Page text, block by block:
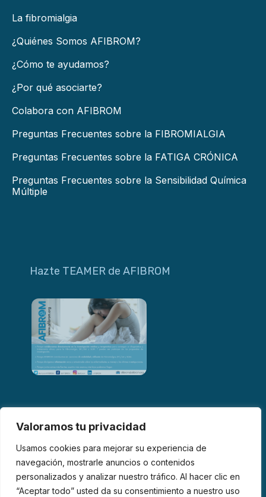
Valoramos tu privacidad
Usamos cookies para mejorar su experiencia de
navegación, mostrarle anuncios o contenidos
personalizados y analizar nuestro tráfico. Al hacer clic en
“Aceptar todo” usted da su consentimiento a nuestro uso
La fibromialgia
¿Quiénes Somos AFIBROM?
¿Cómo te ayudamos?
¿Por qué asociarte?
Colabora con AFIBROM
Preguntas Frecuentes sobre la FIBROMIALGIA
Preguntas Frecuentes sobre la FATIGA CRÓNICA
Preguntas Frecuentes sobre la Sensibilidad Química
Múltiple
Hazte TEAMER de AFIBROM
© 2026 AFIBROM. Todos los derechos reservados.